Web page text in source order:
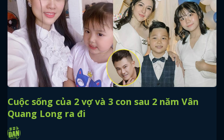
Cuộc sống của 2 vợ và 3 con sau 2 năm Vân
Quang Long ra đi